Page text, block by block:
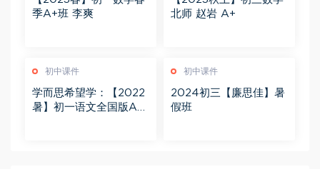
季A+班 李爽
北师 赵岩 A+
初中课件
学而思希望学：【2022
暑】初一语文全国版A+
初中课件
2024初三【廉思佳】暑
假班